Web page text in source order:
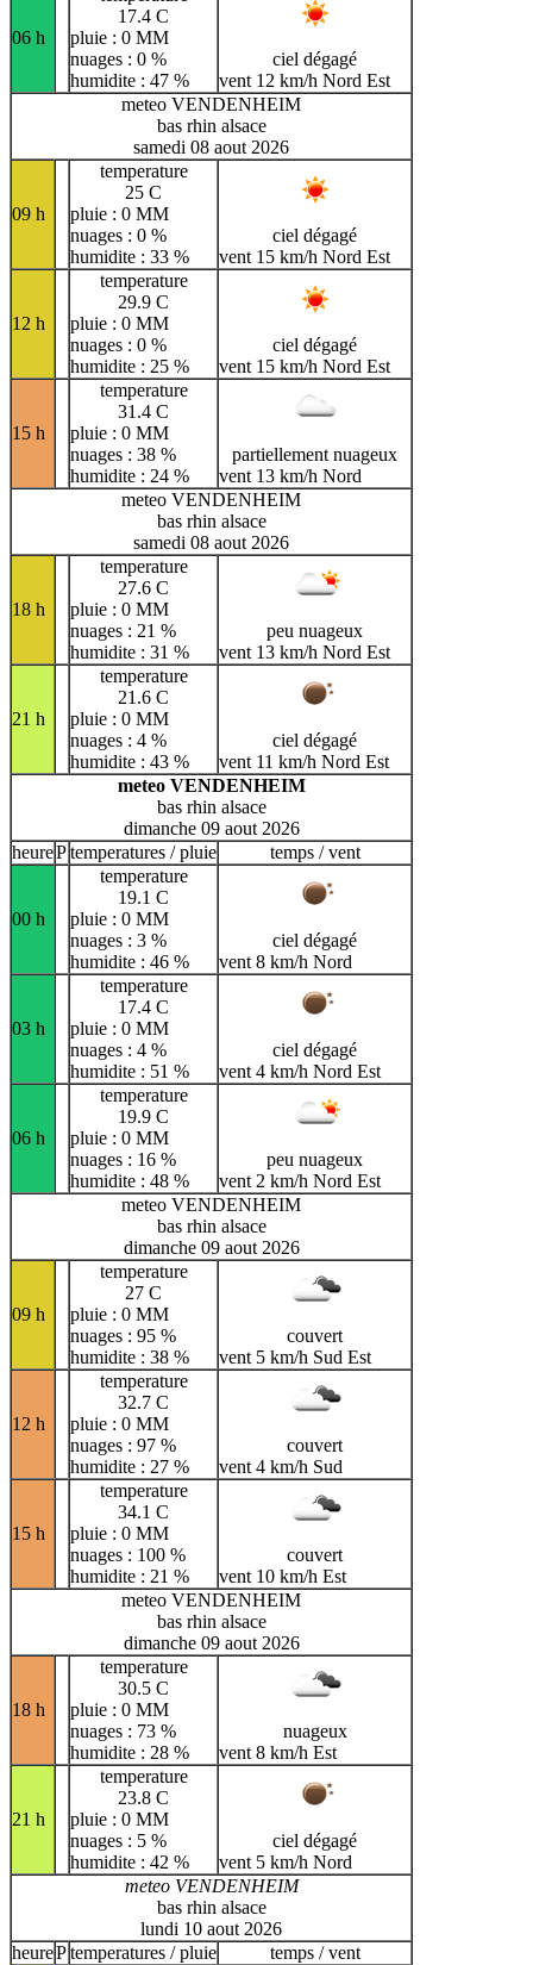
06 h
17.4 C
pluie : 0 MM
nuages : 0 %
humidite : 47 %
ciel dégagé
vent 12 km/h Nord Est
meteo VENDENHEIM
bas rhin alsace
samedi 08 aout 2026
09 h
temperature
25 C
pluie : 0 MM
nuages : 0 %
humidite : 33 %
ciel dégagé
vent 15 km/h Nord Est
12 h
temperature
29.9 C
pluie : 0 MM
nuages : 0 %
humidite : 25 %
ciel dégagé
vent 15 km/h Nord Est
15 h
temperature
31.4 C
pluie : 0 MM
nuages : 38 %
humidite : 24 %
partiellement nuageux
vent 13 km/h Nord
meteo VENDENHEIM
bas rhin alsace
samedi 08 aout 2026
18 h
temperature
27.6 C
pluie : 0 MM
nuages : 21 %
humidite : 31 %
peu nuageux
vent 13 km/h Nord Est
21 h
temperature
21.6 C
pluie : 0 MM
nuages : 4 %
humidite : 43 %
ciel dégagé
vent 11 km/h Nord Est
meteo VENDENHEIM
bas rhin alsace
dimanche 09 aout 2026
heurePtemperatures / pluie temps / vent
00 h
temperature
19.1 C
pluie : 0 MM
nuages : 3 %
humidite : 46 %
ciel dégagé
vent 8 km/h Nord
03 h
temperature
17.4 C
pluie : 0 MM
nuages : 4 %
humidite : 51 %
ciel dégagé
vent 4 km/h Nord Est
06 h
temperature
19.9 C
pluie : 0 MM
nuages : 16 %
humidite : 48 %
peu nuageux
vent 2 km/h Nord Est
meteo VENDENHEIM
bas rhin alsace
dimanche 09 aout 2026
09 h
temperature
27 C
pluie : 0 MM
nuages : 95 %
humidite : 38 %
couvert
vent 5 km/h Sud Est
12 h
temperature
32.7 C
pluie : 0 MM
nuages : 97 %
humidite : 27 %
couvert
vent 4 km/h Sud
15 h
temperature
34.1 C
pluie : 0 MM
nuages : 100 %
humidite : 21 %
couvert
vent 10 km/h Est
meteo VENDENHEIM
bas rhin alsace
dimanche 09 aout 2026
18 h
temperature
30.5 C
pluie : 0 MM
nuages : 73 %
humidite : 28 %
nuageux
vent 8 km/h Est
21 h
temperature
23.8 C
pluie : 0 MM
nuages : 5 %
humidite : 42 %
ciel dégagé
vent 5 km/h Nord
meteo VENDENHEIM
bas rhin alsace
lundi 10 aout 2026
heurePtemperatures / pluie temps / vent